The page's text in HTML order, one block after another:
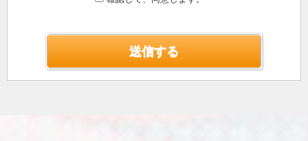
プライバシー情報のうち「個人情報」とは，個
し，生存する個人に関する情報であって，当該
情報に含まれる氏名，生年月日，住所，電話番
号，連絡先その他の記述等により特定の個人を
識別できる情報を指します。
プライバシー情報のうち「履歴情報および特性